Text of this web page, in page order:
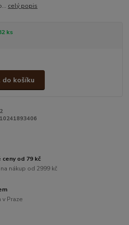
celý popis
ks
do košíku
od 79 kč
nákup od 2999 kč
Praze